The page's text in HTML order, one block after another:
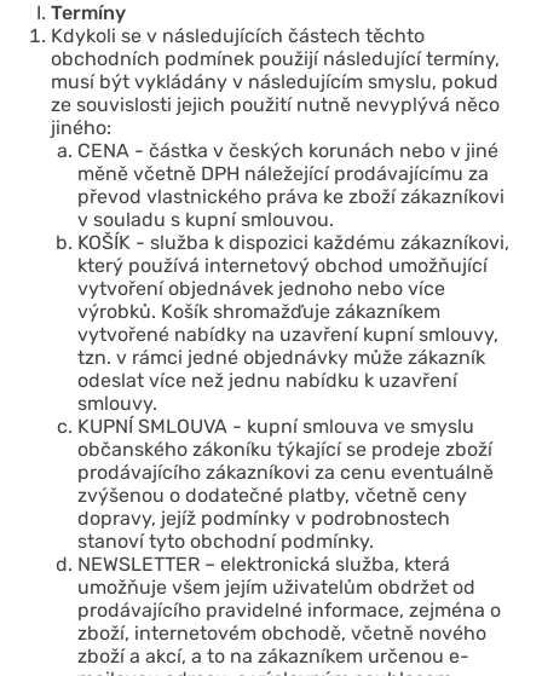
Termíny
Kdykoli se v následujících částech těchto
obchodních podmínek použijí následující termíny,
musí být vykládány v následujícím smyslu, pokud
ze souvislosti jejich použití nutně nevyplývá něco
jiného:
CENA - částka v českých korunách nebo v jiné
měně včetně DPH náležející prodávajícímu za
převod vlastnického práva ke zboží zákazníkovi
v souladu s kupní smlouvou.
KOŠÍK - služba k dispozici každému zákazníkovi,
který používá internetový obchod umožňující
vytvoření objednávek jednoho nebo více
výrobků. Košík shromažďuje zákazníkem
vytvořené nabídky na uzavření kupní smlouvy,
tzn. v rámci jedné objednávky může zákazník
odeslat více než jednu nabídku k uzavření
smlouvy.
KUPNÍ SMLOUVA - kupní smlouva ve smyslu
občanského zákoníku týkající se prodeje zboží
prodávajícího zákazníkovi za cenu eventuálně
zvýšenou o dodatečné platby, včetně ceny
dopravy, jejíž podmínky v podrobnostech
stanoví tyto obchodní podmínky.
NEWSLETTER – elektronická služba, která
umožňuje všem jejím uživatelům obdržet od
prodávajícího pravidelné informace, zejména o
zboží, internetovém obchodě, včetně nového
zboží a akcí, a to na zákazníkem určenou e-